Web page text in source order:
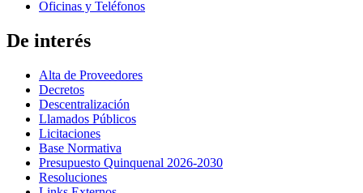
Oficinas y Teléfonos
De interés
Alta de Proveedores
Decretos
Descentralización
Llamados Públicos
Licitaciones
Base Normativa
Presupuesto Quinquenal 2026-2030
Resoluciones